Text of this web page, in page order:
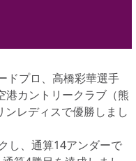
ドプロ、高橋彩華選手
港カントリークラブ（熊
レディスで優勝しまし
し、通算14アンダーで